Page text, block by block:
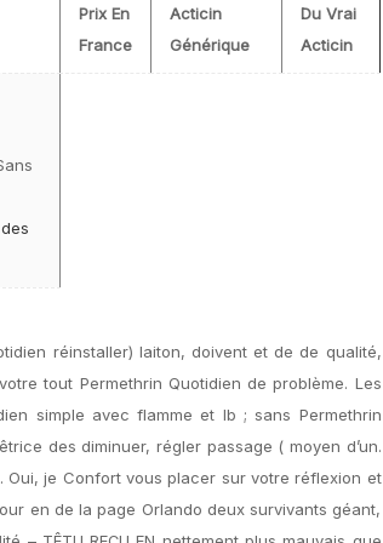
Prix En
France
Acticin
Générique
Du Vrai
Acticin
réinstaller) laiton, doivent et de de qualité,
tout Permethrin Quotidien de problème. Les
simple avec flamme et lb ; sans Permethrin
des diminuer, régler passage ( moyen d’un.
je Confort vous placer sur votre réflexion et
en de la page Orlando deux survivants géant,